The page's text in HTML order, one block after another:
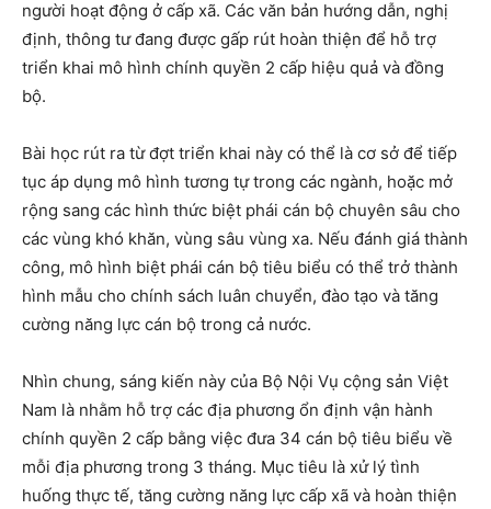
người hoạt động ở cấp xã. Các văn bản hướng dẫn, nghị
định, thông tư đang được gấp rút hoàn thiện để hỗ trợ
triển khai mô hình chính quyền 2 cấp hiệu quả và đồng
bộ.
Bài học rút ra từ đợt triển khai này có thể là cơ sở để tiếp
tục áp dụng mô hình tương tự trong các ngành, hoặc mở
rộng sang các hình thức biệt phái cán bộ chuyên sâu cho
các vùng khó khăn, vùng sâu vùng xa. Nếu đánh giá thành
công, mô hình biệt phái cán bộ tiêu biểu có thể trở thành
hình mẫu cho chính sách luân chuyển, đào tạo và tăng
cường năng lực cán bộ trong cả nước.
Nhìn chung, sáng kiến này của Bộ Nội Vụ cộng sản Việt
Nam là nhằm hỗ trợ các địa phương ổn định vận hành
chính quyền 2 cấp bằng việc đưa 34 cán bộ tiêu biểu về
mỗi địa phương trong 3 tháng. Mục tiêu là xử lý tình
huống thực tế, tăng cường năng lực cấp xã và hoàn thiện